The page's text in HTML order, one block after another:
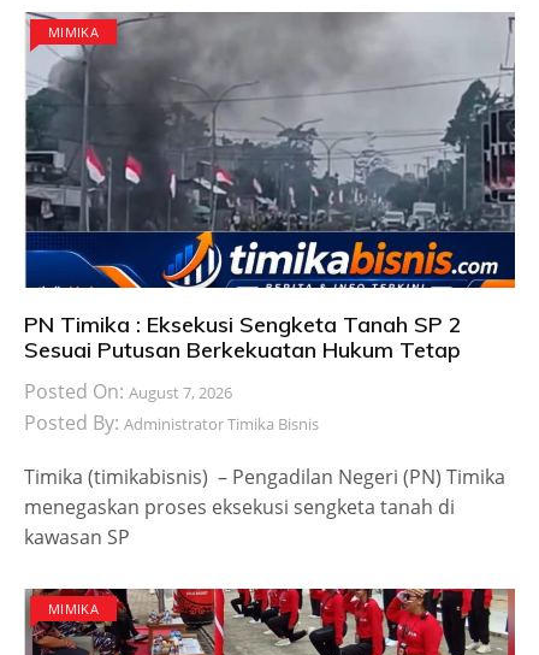
MIMIKA
PN Timika : Eksekusi Sengketa Tanah SP 2
Sesuai Putusan Berkekuatan Hukum Tetap
Posted On: August 7, 2026
Posted By: Administrator Timika Bisnis
Timika (timikabisnis) – Pengadilan Negeri (PN) Timika
menegaskan proses eksekusi sengketa tanah di
kawasan SP
MIMIKA